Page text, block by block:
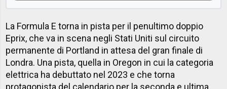
La Formula E torna in pista per il penultimo doppio
Eprix, che va in scena negli Stati Uniti sul circuito
permanente di Portland in attesa del gran finale di
Londra. Una pista, quella in Oregon in cui la categoria
elettrica ha debuttato nel 2023 e che torna